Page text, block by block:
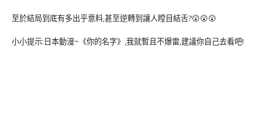
至於結局到底有多出乎意料,甚至逆轉到讓人瞠目結舌?😲😲😲
小小提示:日本動漫~《你的名字》,我就暫且不爆雷,建議你自己去看吧!